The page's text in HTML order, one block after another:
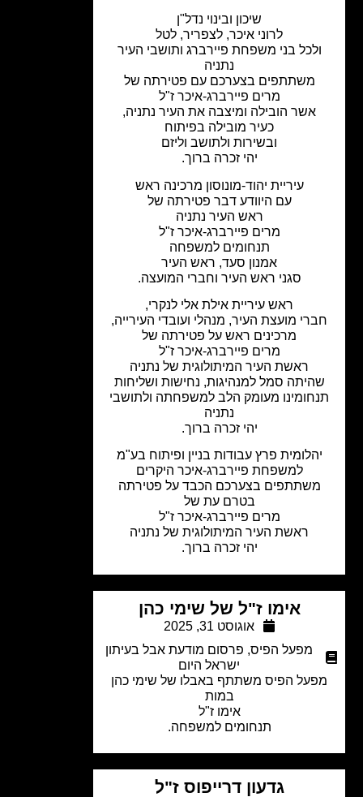
שיכון ובינוי נדל"ן
לרוני איכר, לצפריר, לטל
ולכל בני משפחת פיירברג ותושבי העיר
משתתפים בצערכם עם פטירתה של
מרים פיירברג-איכר ז"ל
אשר הובילה ומיצבה את העיר נתניה,
כעיר מובילה בפיתוח
ובשירות ולתושב וליזם
יהי זכרה ברוך.
עיריית יהוד-מונוסון מרכינה ראש
עם היוודע דבר פטירתה של
ראש העיר נתניה
מרים פיירברג-איכר ז"ל
תנחומים למשפחה
אמנון סעד, ראש העיר
סגני ראש העיר וחברי המועצה.
ראש עיריית אילת אלי לנקרי,
מועצת העיר, מנהלי ועובדי העירייה,
מרכינים ראש על פטירתה של
מרים פיירברג-איכר ז"ל
ראשת העיר המיתולוגית של נתניה
סמל למנהיגות, נחישות ושליחות
מעומק הלב למשפחתה ולתושבי
יהי זכרה ברוך.
פרץ עבודות בניין ופיתוח בע"מ
למשפחת פיירברג-איכר היקרים
משתתפים בצערכם הכבד על פטירתה
בטרם עת של
מרים פיירברג-איכר ז"ל
ראשת העיר המיתולוגית של נתניה
יהי זכרה ברוך.
אימו ז"ל של שימי כהן
אוגוסט 31, 2025
מפעל הפיס,פרסום מודעת אבל בעיתון
ישראל היום
הפיס משתתף באבלו של שימי כהן
אימו ז"ל
תנחומים למשפחה.
גדעון דרייפוס ז"ל